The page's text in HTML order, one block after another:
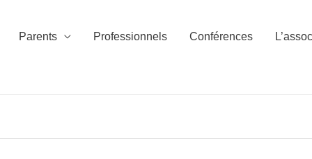
Parents Professionnels Conférences